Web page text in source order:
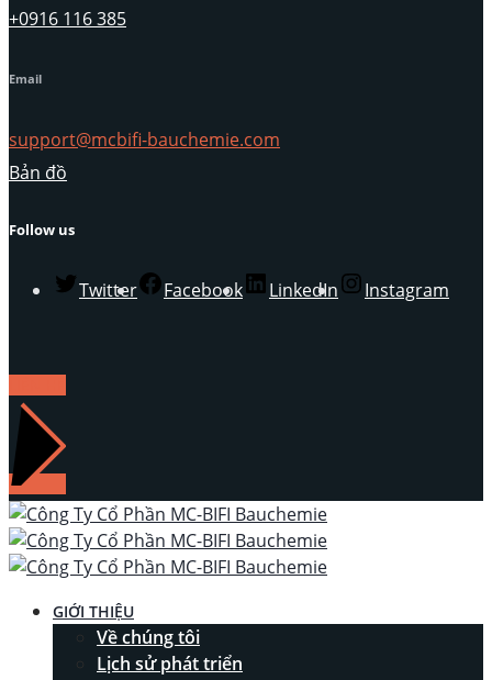
+0916 116 385
Email
support@mcbifi-bauchemie.com
Bản đồ
Follow us
Twitter Facebook LinkedIn Instagram
GIỚI THIỆU
Về chúng tôi
Lịch sử phát triển